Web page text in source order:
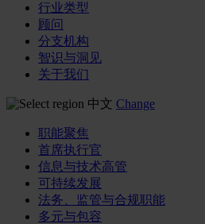
行业类型
顾问
分支机构
智识与洞见
关于我们
中文 Change
职能聚焦
首席执行官
信息与技术高管
可持续发展
法务、监管与合规职能
多元与包容